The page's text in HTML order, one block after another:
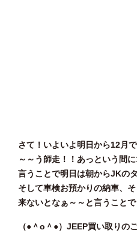
さて！いよいよ明日から12月
～～う師走！！あっという間
言うことで明日は朝からJKの
そして車検お預かりの納車、
来ないとなぁ～～と言うこと
（●＾o ＾●）JEEP買い取りの